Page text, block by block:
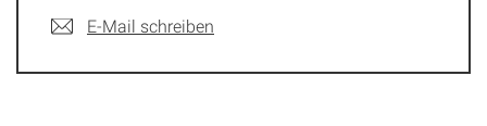
E-Mail schreiben